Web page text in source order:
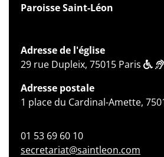
Paroisse Saint-Léon
Adresse de l'église
29 rue Dupleix, 75015 Paris
Adresse postale
1 place du Cardinal-Amette,
01 53 69 60 10
secretariat@saintleon.com